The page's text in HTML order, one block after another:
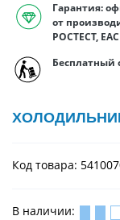
Гарантия:
от
РОСТЕСТ, EAC
Бесплатный
ХОЛОДИЛЬНИК
Код товара:
В наличии: